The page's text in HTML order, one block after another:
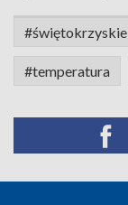
#świętokrzyskie
#temperatura